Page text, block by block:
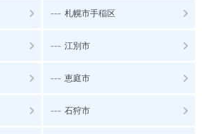
--- 札幌市手稲区
--- 江別市
--- 恵庭市
--- 石狩市